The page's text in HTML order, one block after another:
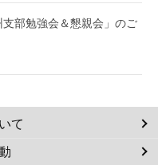
部勉強会＆懇親会」のご
て